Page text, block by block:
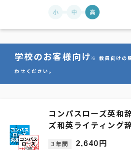
学校のお客様向け ※ 教員向けの
わせください。
コンパスローズ英和
ズ和英ライティング
3年間 2,640円